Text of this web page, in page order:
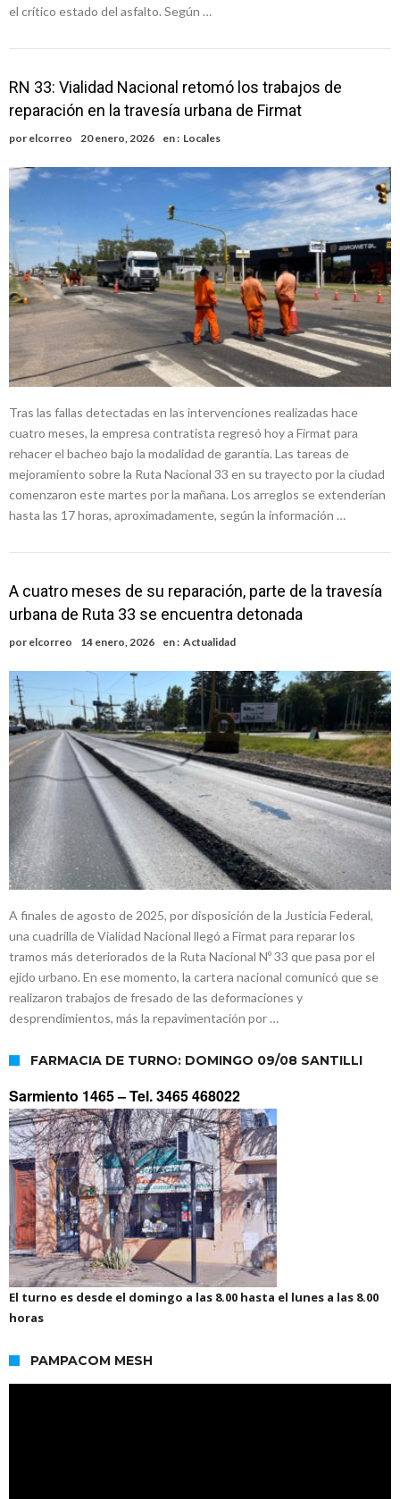
el crítico estado del asfalto. Según …
RN 33: Vialidad Nacional retomó los trabajos de
reparación en la travesía urbana de Firmat
por elcorreo 20 enero, 2026 en : Locales
Tras las fallas detectadas en las intervenciones realizadas hace
cuatro meses, la empresa contratista regresó hoy a Firmat para
rehacer el bacheo bajo la modalidad de garantía. Las tareas de
mejoramiento sobre la Ruta Nacional 33 en su trayecto por la ciudad
comenzaron este martes por la mañana. Los arreglos se extenderían
hasta las 17 horas, aproximadamente, según la información …
A cuatro meses de su reparación, parte de la travesía
urbana de Ruta 33 se encuentra detonada
por elcorreo 14 enero, 2026 en : Actualidad
A finales de agosto de 2025, por disposición de la Justicia Federal,
una cuadrilla de Vialidad Nacional llegó a Firmat para reparar los
tramos más deteriorados de la Ruta Nacional Nº 33 que pasa por el
ejido urbano. En ese momento, la cartera nacional comunicó que se
realizaron trabajos de fresado de las deformaciones y
desprendimientos, más la repavimentación por …
FARMACIA DE TURNO: DOMINGO 09/08 SANTILLI
Sarmiento 1465 –Tel. 3465 468022
El turno es desde el domingo a las 8.00 hasta el lunes a las 8.00
horas
PAMPACOM MESH